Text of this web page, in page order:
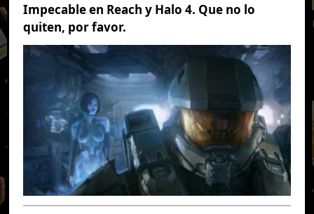
Impecable en Reach y Halo 4. Que no lo
quiten, por favor.